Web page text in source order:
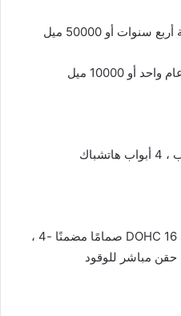
أو 50000 ميل
أو 10000 ميل
مزود بشاحن توربيني ومبرد داخلي DOHC 16 صمامًا مضمنًا -4 ،
حقن مباشر للوقود